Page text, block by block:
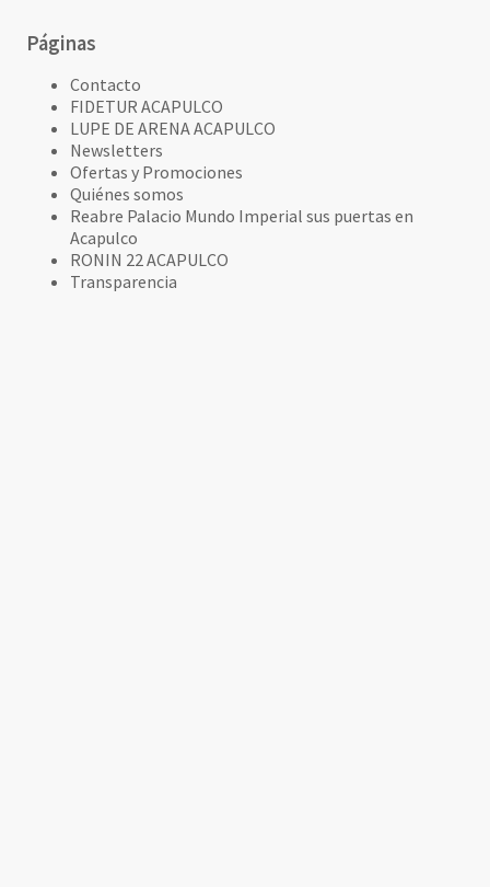
Páginas
Contacto
FIDETUR ACAPULCO
LUPE DE ARENA ACAPULCO
Newsletters
Ofertas y Promociones
Quiénes somos
Reabre Palacio Mundo Imperial sus puertas en
Acapulco
RONIN 22 ACAPULCO
Transparencia